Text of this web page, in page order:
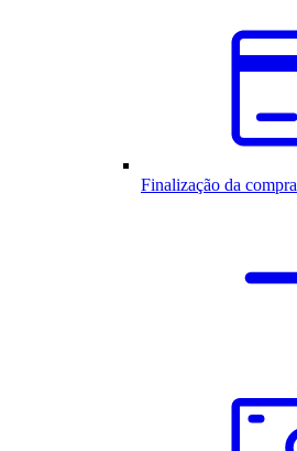
Finalização da compra